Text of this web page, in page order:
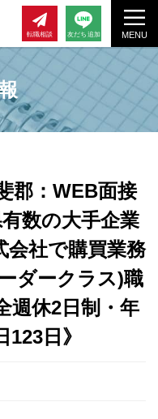
MENU
転職相談 友だち追加
郡：WEB面接
数の大手企業
会社で購買業務
ダークラス)職
週休2日制・年
123日》